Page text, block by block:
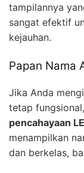
tampilannya
sangat efektif
kejauhan.
Papan Nama
Jika Anda
tetap fungsional,
pencahayaan
menampilkan
dan berkelas,